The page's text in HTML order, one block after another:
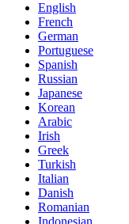
English
French
German
Portuguese
Spanish
Russian
Japanese
Korean
Arabic
Irish
Greek
Turkish
Italian
Danish
Romanian